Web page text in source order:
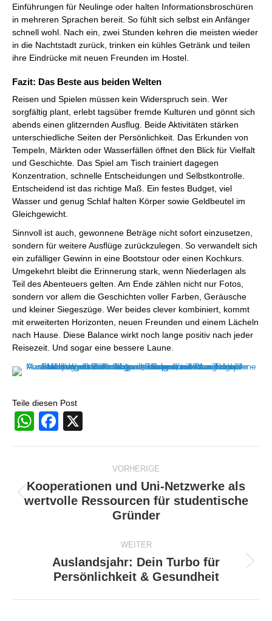
Einführungen für Neulinge oder halten Informationsbroschüren
in mehreren Sprachen bereit. So fühlt sich selbst ein Anfänger
schnell wohl. Nach ein, zwei Stunden kehren die meisten wieder
in die Nachtstadt zurück, trinken ein kühles Getränk und teilen
ihre Eindrücke mit neuen Freunden im Hostel.
Fazit: Das Beste aus beiden Welten
Reisen und Spielen müssen kein Widerspruch sein. Wer
sorgfältig plant, erlebt tagsüber fremde Kulturen und gönnt sich
abends einen glitzernden Ausflug. Beide Aktivitäten stärken
unterschiedliche Seiten der Persönlichkeit. Das Erkunden von
Tempeln, Märkten oder Wasserfällen öffnet den Blick für Vielfalt
und Geschichte. Das Spiel am Tisch trainiert dagegen
Konzentration, schnelle Entscheidungen und Selbstkontrolle.
Entscheidend ist das richtige Maß. Ein festes Budget, viel
Wasser und genug Schlaf halten Körper sowie Geldbeutel im
Gleichgewicht.
Sinnvoll ist auch, gewonnene Beträge nicht sofort einzusetzen,
sondern für weitere Ausflüge zurückzulegen. So verwandelt sich
ein zufälliger Gewinn in eine Bootstour oder einen Kochkurs.
Umgekehrt bleibt die Erinnerung stark, wenn Niederlagen als
Teil des Abenteuers gelten. Am Ende zählen nicht nur Fotos,
sondern vor allem die Geschichten voller Farben, Geräusche
und kleiner Siegeszüge. Wer beides clever kombiniert, kommt
mit erweiterten Horizonten, neuen Freunden und einem Lächeln
nach Hause. Diese Balance wirkt noch lange positiv nach jeder
Reisezeit. Und sogar eine bessere Laune.
Teile diesen Post
WhatsApp
Facebook
VORHERIGE
Vorheriger
Beitrag:
Kooperationen und Uni-Netzwerke als
wertvolle Ressourcen für studentische
Gründer
WEITER
Nächster
Beitrag:
Auslandsjahr: Dein Turbo für
Persönlichkeit & Gesundheit